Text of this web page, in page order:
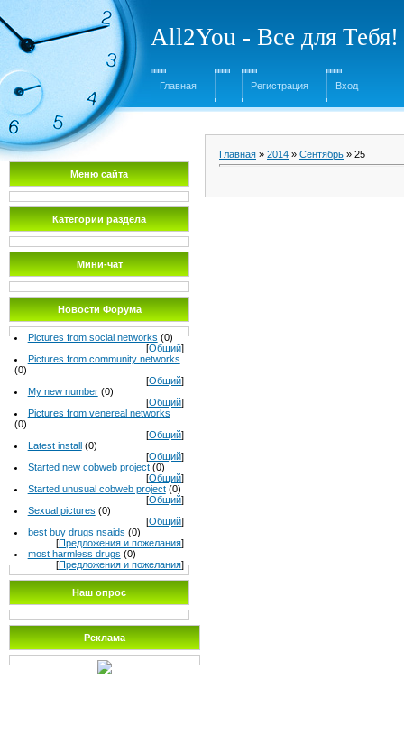
All2You - Все для Тебя!
Главная Регистрация Вход
Меню сайта
Категории раздела
Мини-чат
Новости Форума
Pictures from social networks (0)
[Общий]
Pictures from community networks
(0)
[Общий]
My new number (0)
[Общий]
Pictures from venereal networks
(0)
[Общий]
Latest install (0)
[Общий]
Started new cobweb project (0)
[Общий]
Started unusual cobweb project (0)
[Общий]
Sexual pictures (0)
[Общий]
best buy drugs nsaids (0)
[Предложения и пожелания]
most harmless drugs (0)
[Предложения и пожелания]
Наш опрос
Реклама
Главная » 2014 » Сентябрь » 25